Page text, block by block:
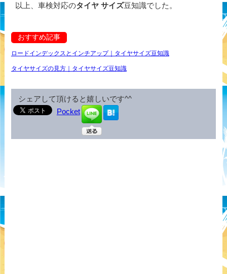
以上、車検対応のタイヤ サイズ豆知識でした。
おすすめ記事
ロードインデックスとインチアップ｜タイヤサイズ豆知識
タイヤサイズの見方｜タイヤサイズ豆知識
シェアして頂けると嬉しいです^^
Pocket